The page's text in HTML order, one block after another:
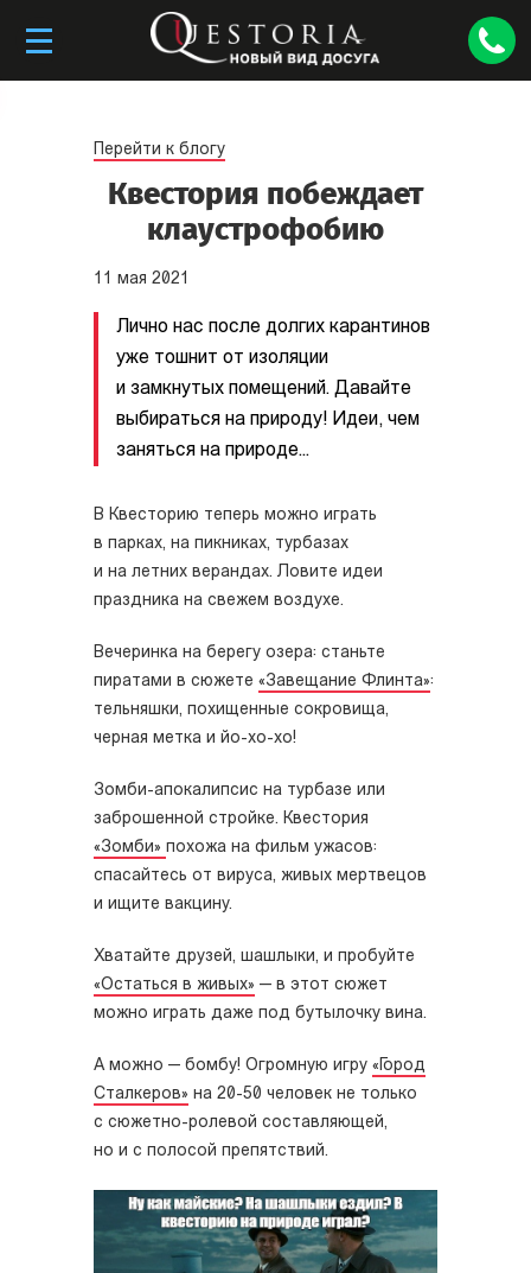
Перейти к блогу
Квестория побеждает
клаустрофобию
11 мая 2021
Лично нас после долгих карантинов
уже тошнит от изоляции
и замкнутых помещений. Давайте
выбираться на природу! Идеи, чем
заняться на природе...
В Квесторию теперь можно играть
в парках, на пикниках, турбазах
и на летних верандах. Ловите идеи
праздника на свежем воздухе.
Вечеринка на берегу озера: станьте
пиратами в сюжете «Завещание Флинта»:
тельняшки, похищенные сокровища,
черная метка и йо-хо-хо!
Зомби-апокалипсис на турбазе или
заброшенной стройке. Квестория
«Зомби» похожа на фильм ужасов:
спасайтесь от вируса, живых мертвецов
и ищите вакцину.
Хватайте друзей, шашлыки, и пробуйте
«Остаться в живых» — в этот сюжет
можно играть даже под бутылочку вина.
А можно — бомбу! Огромную игру «Город
Сталкеров» на 20-50 человек не только
с сюжетно-ролевой составляющей,
но и с полосой препятствий.